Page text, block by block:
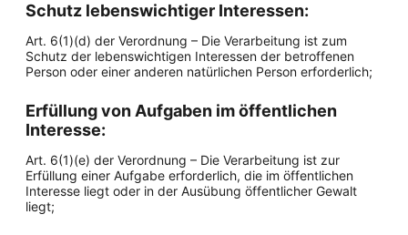
Schutz lebenswichtiger Interessen:
Art. 6(1)(d) der Verordnung – Die Verarbeitung ist zum
Schutz der lebenswichtigen Interessen der betroffenen
Person oder einer anderen natürlichen Person erforderlich;
Erfüllung von Aufgaben im öffentlichen
Interesse:
Art. 6(1)(e) der Verordnung – Die Verarbeitung ist zur
Erfüllung einer Aufgabe erforderlich, die im öffentlichen
Interesse liegt oder in der Ausübung öffentlicher Gewalt
liegt;